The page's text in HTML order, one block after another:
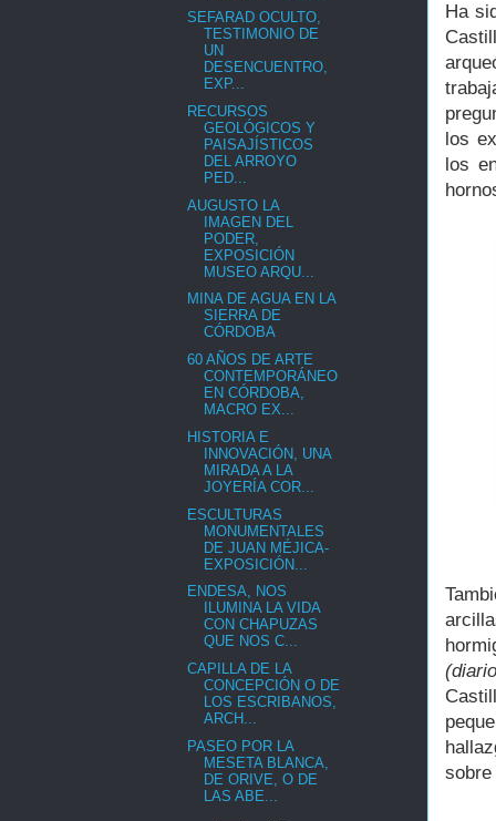
Ha
los
los
sobre
SEFARAD OCULTO,
TESTIMONIO DE
UN
DESENCUENTRO,
EXP...
RECURSOS
GEOLÓGICOS Y
PAISAJÍSTICOS
DEL ARROYO
PED...
AUGUSTO LA
IMAGEN DEL
PODER,
EXPOSICIÓN
MUSEO ARQU...
MINA DE AGUA EN LA
SIERRA DE
CÓRDOBA
60 AÑOS DE ARTE
CONTEMPORÁNEO
EN CÓRDOBA,
MACRO EX...
HISTORIA E
INNOVACIÓN, UNA
MIRADA A LA
JOYERÍA COR...
ESCULTURAS
MONUMENTALES
DE JUAN MÉJICA-
EXPOSICIÓN...
ENDESA, NOS
ILUMINA LA VIDA
CON CHAPUZAS
QUE NOS C...
CAPILLA DE LA
CONCEPCIÓN O DE
LOS ESCRIBANOS,
ARCH...
PASEO POR LA
MESETA BLANCA,
DE ORIVE, O DE
LAS ABE...